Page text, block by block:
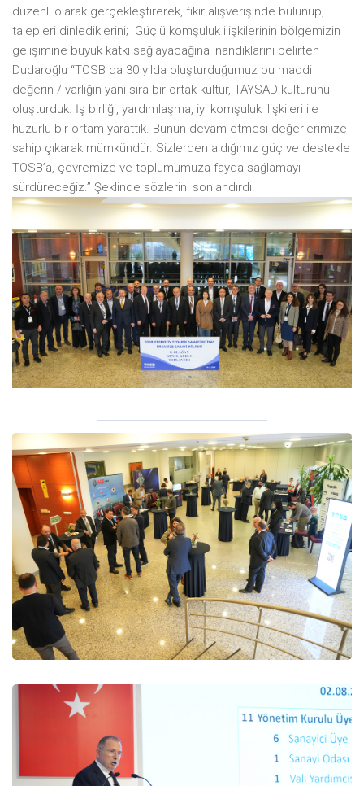
düzenli olarak gerçekleştirerek, fikir alışverişinde bulunup,
talepleri dinlediklerini; Güçlü komşuluk ilişkilerinin bölgemizin
gelişimine büyük katkı sağlayacağına inandıklarını belirten
Dudaroğlu “TOSB da 30 yılda oluşturduğumuz bu maddi
değerin / varlığın yanı sıra bir ortak kültür, TAYSAD kültürünü
oluşturduk. İş birliği, yardımlaşma, iyi komşuluk ilişkileri ile
huzurlu bir ortam yarattık. Bunun devam etmesi değerlerimize
sahip çıkarak mümkündür. Sizlerden aldığımız güç ve destekle
TOSB’a, çevremize ve toplumumuza fayda sağlamayı
sürdüreceğiz.” Şeklinde sözlerini sonlandırdı.